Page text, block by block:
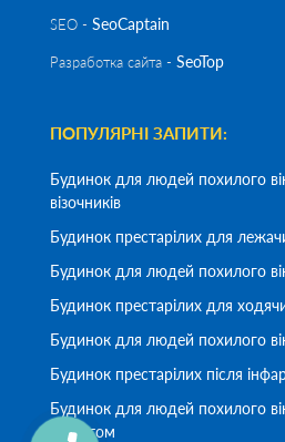
SEO - SeoСaptain
Разработка сайта - SeoTop
ПОПУЛЯРНІ ЗАПИТИ:
Будинок для людей похилого
візочників
Будинок престарілих для
Будинок для людей похилого
Будинок престарілих для
Будинок для людей похилого
Будинок престарілих після
Будинок для людей похилого
діабетом